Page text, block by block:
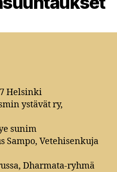
Helsinki
ystävät ry,
sunim
Sampo, Vetehisenkuja
Dharmata-ryhmä